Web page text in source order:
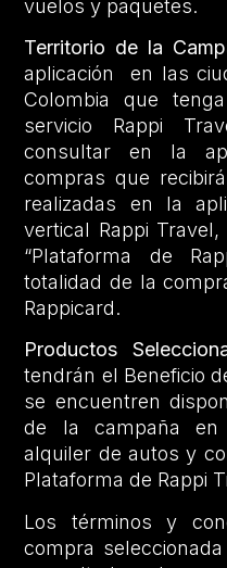
vuelos y paquetes.
Territorio de la
aplicación en las
Colombia que
servicio Rappi
consultar en la
compras que
realizadas en la
vertical Rappi
“Plataforma de
totalidad de la
Rappicard.
Productos
tendrán el Beneficio
se encuentren
de la campaña
alquiler de autos y
Plataforma de Rappi
Los términos y
compra